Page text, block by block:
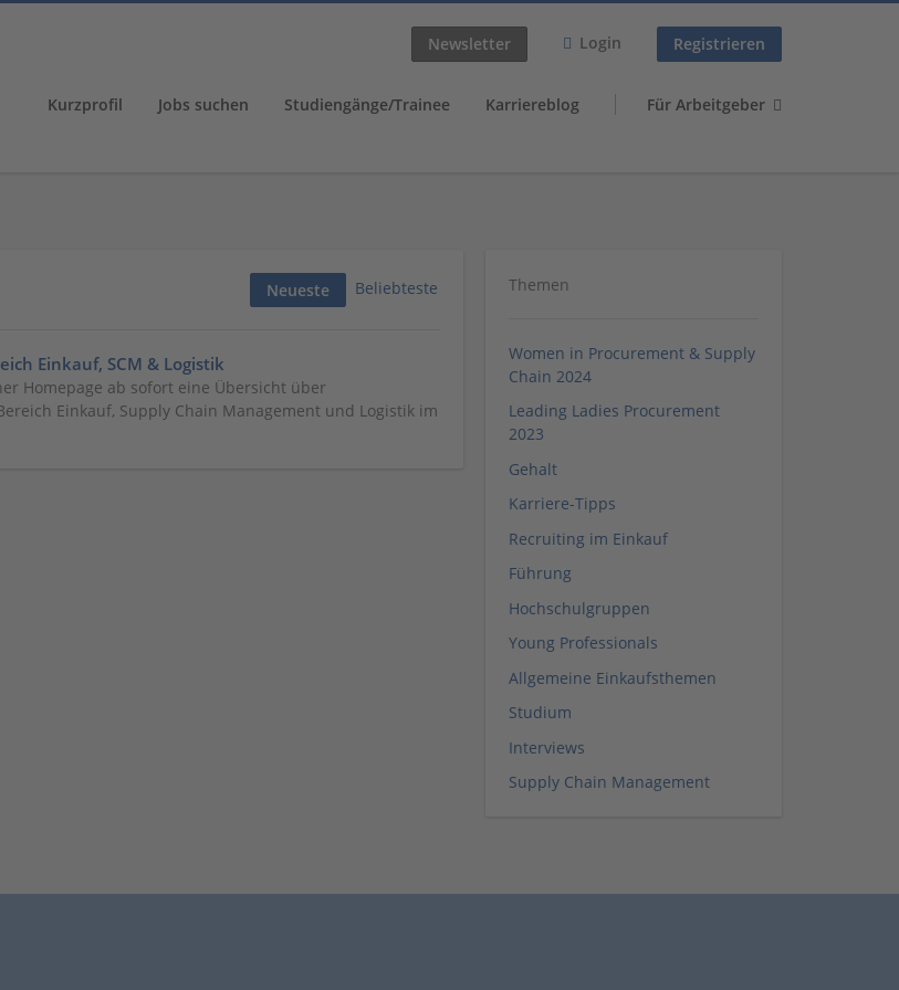
Newsletter Login Registrieren
Kurzprofil Jobs suchen Studiengänge/Trainee Karriereblog Für Arbeitgeber
Neueste Beliebteste
Einkauf, SCM & Logistik
Homepage ab sofort eine Übersicht über
Einkauf, Supply Chain Management und Logistik im
Themen
Women in Procurement & Supply
Chain 2024
Leading Ladies Procurement
2023
Gehalt
Karriere-Tipps
Recruiting im Einkauf
Führung
Hochschulgruppen
Young Professionals
Allgemeine Einkaufsthemen
Studium
Interviews
Supply Chain Management